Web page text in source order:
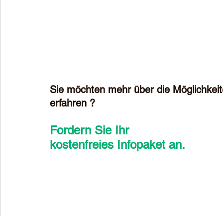
Sie möchten mehr über die
erfahren ?
Fordern Sie Ihr
kostenfreies Infopaket an.